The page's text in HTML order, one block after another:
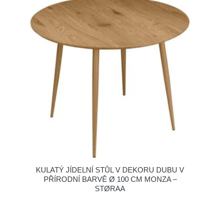
KULATÝ JÍDELNÍ STŮL V DEKORU DUBU V
PŘÍRODNÍ BARVĚ Ø 100 CM MONZA –
STØRAA